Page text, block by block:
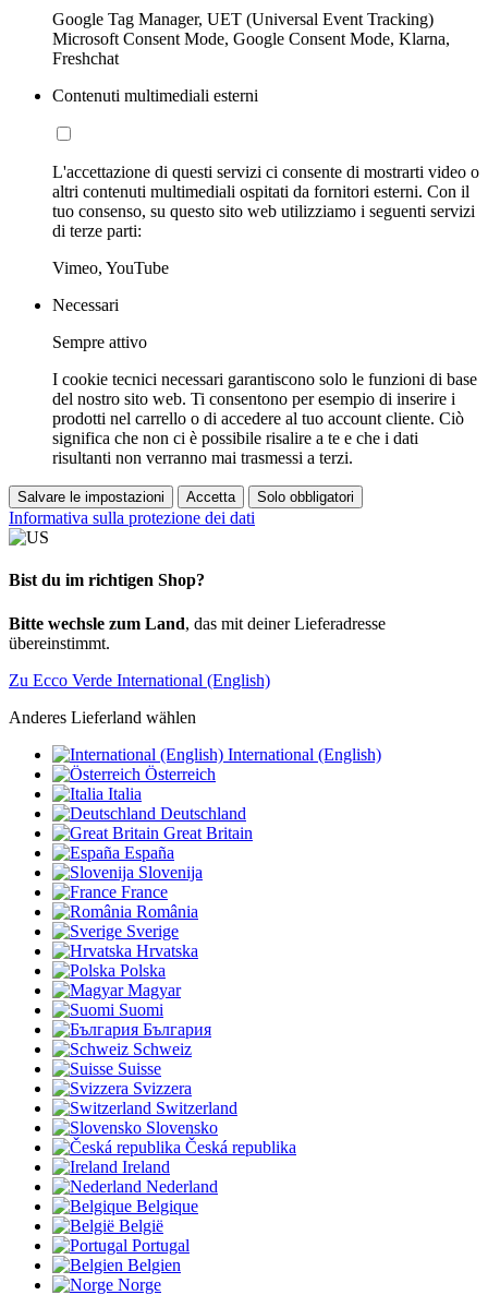
Google Tag Manager, UET (Universal Event Tracking)
Microsoft Consent Mode, Google Consent Mode, Klarna,
Freshchat
Contenuti multimediali esterni
L'accettazione di questi servizi ci consente di mostrarti video o
altri contenuti multimediali ospitati da fornitori esterni. Con il
tuo consenso, su questo sito web utilizziamo i seguenti servizi
di terze parti:
Vimeo, YouTube
Necessari
Sempre attivo
I cookie tecnici necessari garantiscono solo le funzioni di base
del nostro sito web. Ti consentono per esempio di inserire i
prodotti nel carrello o di accedere al tuo account cliente. Ciò
significa che non ci è possibile risalire a te e che i dati
risultanti non verranno mai trasmessi a terzi.
Salvare le impostazioni Accetta Solo obbligatori
Informativa sulla protezione dei dati
Bist du im richtigen Shop?
Bitte wechsle zum Land, das mit deiner Lieferadresse
übereinstimmt.
Zu Ecco Verde International (English)
Anderes Lieferland wählen
International (English)
Österreich
Italia
Deutschland
Great Britain
España
Slovenija
France
România
Sverige
Hrvatska
Polska
Magyar
Suomi
България
Schweiz
Suisse
Svizzera
Switzerland
Slovensko
Česká republika
Ireland
Nederland
Belgique
België
Portugal
Belgien
Norge